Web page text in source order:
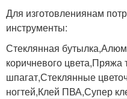
Для изготовлениянам
инструменты:
Стеклянная
коричневого цвета,Пряжа
шпагат,Стеклянные
ногтей,Клей ПВА,Супер